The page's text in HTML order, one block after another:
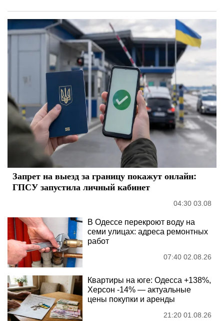
Запрет на выезд за границу покажут онлайн:
ГПСУ запустила личный кабинет
04:30 03.08
В Одессе перекроют воду на
семи улицах: адреса ремонтных
работ
07:40 02.08.26
Квартиры на юге: Одесса +138%,
Херсон -14% — актуальные
цены покупки и аренды
21:20 01.08.26